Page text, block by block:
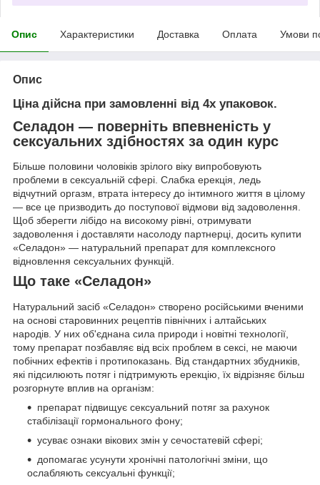
Опис Характеристики Доставка Оплата Умови
Опис
Ціна дійсна при замовленні від 4х упаковок.
Селадон — поверніть впевненість у
сексуальних здібностях за один курс
Більше половини чоловіків зрілого віку випробовують
проблеми в сексуальній сфері. Слабка ерекція, ледь
відчутний оргазм, втрата інтересу до інтимного життя в цілому
— все це призводить до поступової відмови від задоволення.
Щоб зберегти лібідо на високому рівні, отримувати
задоволення і доставляти насолоду партнерці, досить купити
«Селадон» — натуральний препарат для комплексного
відновлення сексуальних функцій.
Що таке «Селадон»
Натуральний засіб «Селадон» створено російськими вченими
на основі старовинних рецептів північних і алтайських
народів. У них об'єднана сила природи і новітні технології,
тому препарат позбавляє від всіх проблем в сексі, не маючи
побічних ефектів і протипоказань. Від стандартних збудників,
які підсилюють потяг і підтримують ерекцію, їх відрізняє більш
розгорнуте вплив на організм:
препарат підвищує сексуальний потяг за рахунок
стабілізації гормонального фону;
усуває ознаки вікових змін у сечостатевій сфері;
допомагає усунути хронічні патологічні зміни, що
ослабляють сексуальні функції;